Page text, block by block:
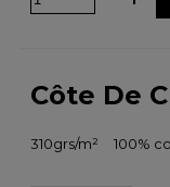
Côte De
310grs/m² 100%